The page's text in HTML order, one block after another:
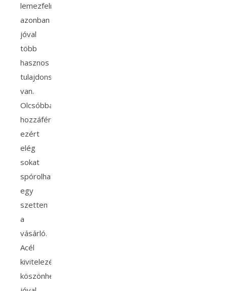
lemezfelninek
azonban
jóval
több
hasznos
tulajdonsága
van.
Olcsóbban
hozzáférhető,
ezért
elég
sokat
spórolhat
egy
szetten
a
vásárló.
Acél
kivitelezésének
köszönhetően